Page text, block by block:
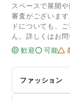
スペースで展開
審査がございま
ドについても、
ん。詳しくはお問
歓迎
可能
ファッション